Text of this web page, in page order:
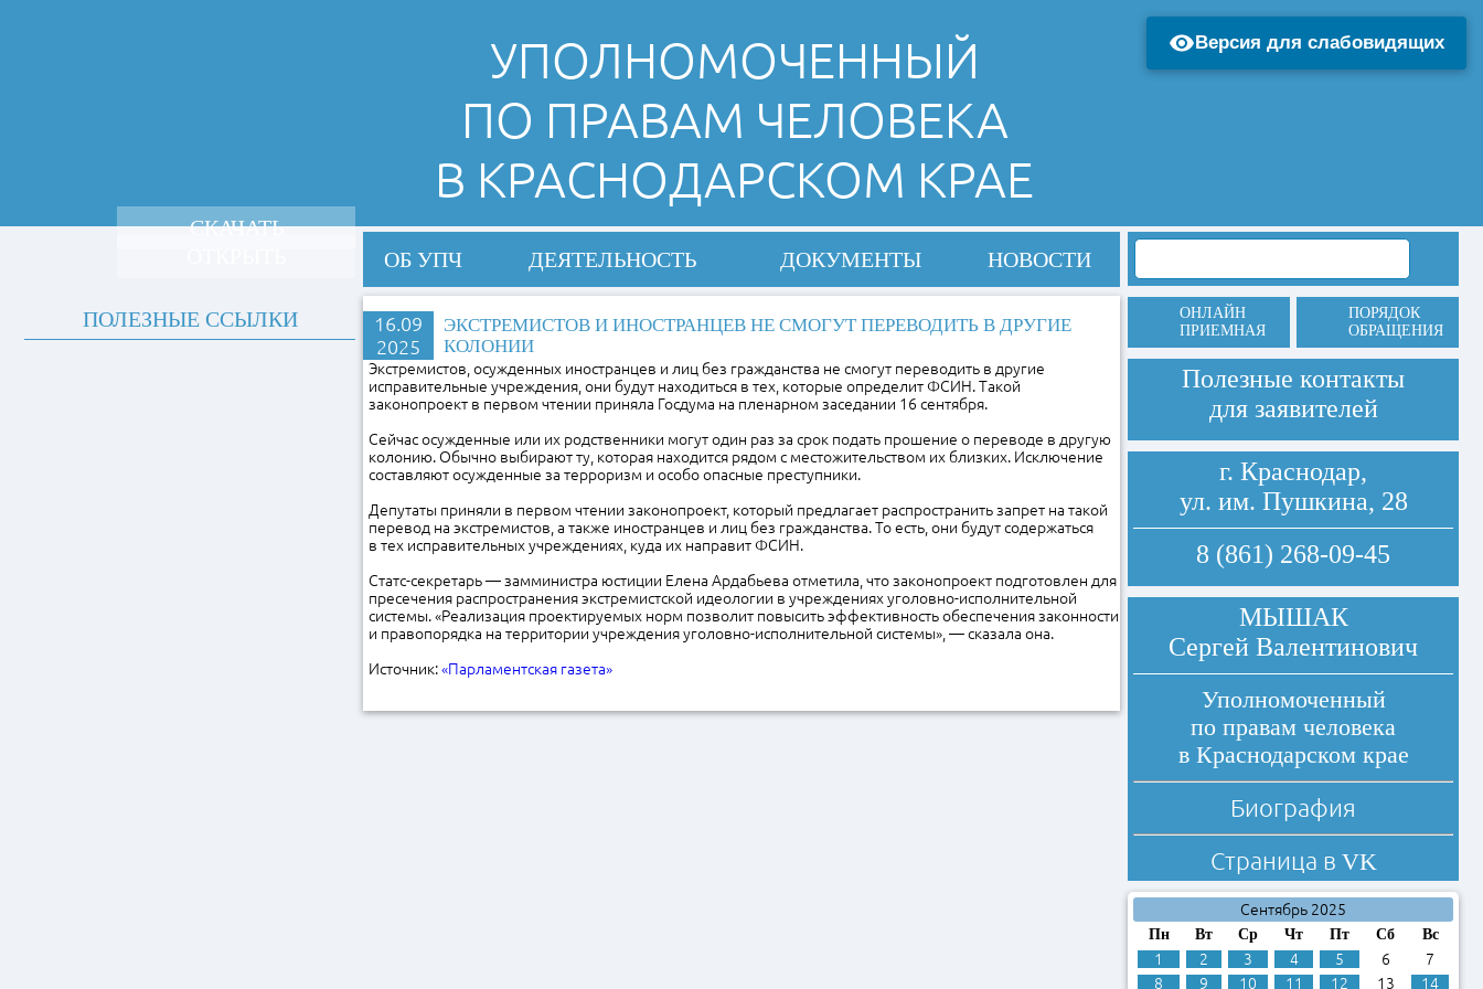
УПОЛНОМОЧЕННЫЙ
ПО ПРАВАМ ЧЕЛОВЕКА
В КРАСНОДАРСКОМ КРАЕ
ОБ УПЧ ДЕЯТЕЛЬНОСТЬ ДОКУМЕНТЫ НОВОСТИ
16.09
2025
ЭКСТРЕМИСТОВ И ИНОСТРАНЦЕВ НЕ СМОГУТ ПЕРЕВОДИТЬ В ДРУГИЕ
КОЛОНИИ
Экстремистов, осужденных иностранцев и лиц без гражданства не смогут переводить в другие
исправительные учреждения, они будут находиться в тех, которые определит ФСИН. Такой
законопроект в первом чтении приняла Госдума на пленарном заседании 16 сентября.
Сейчас осужденные или их родственники могут один раз за срок подать прошение о переводе в другую
колонию. Обычно выбирают ту, которая находится рядом с местожительством их близких. Исключение
составляют осужденные за терроризм и особо опасные преступники.
Депутаты приняли в первом чтении законопроект, который предлагает распространить запрет на такой
перевод на экстремистов, а также иностранцев и лиц без гражданства. То есть, они будут содержаться
в тех исправительных учреждениях, куда их направит ФСИН.
Статс-секретарь — замминистра юстиции Елена Ардабьева отметила, что законопроект подготовлен для
пресечения распространения экстремистской идеологии в учреждениях уголовно-исполнительной
системы. «Реализация проектируемых норм позволит повысить эффективность обеспечения законности
и правопорядка на территории учреждения уголовно-исполнительной системы», — сказала она.
Источник:«Парламентская газета»
СКАЧАТЬ
ПОЛЕЗНЫЕ ССЫЛКИ
ОНЛАЙН
ПРИЕМНАЯ
ПОРЯДОК
ОБРАЩЕНИЯ
Полезные контакты
для заявителей
г. Краснодар,
ул. им. Пушкина, 28
8 (861) 268-09-45
МЫШАК
Сергей Валентинович
Уполномоченный
по правам человека
в Краснодарском крае
Биография
Страница в VK
Сентябрь 2025
Пн Вт Ср Чт Пт Сб Вс
1 2 3 4 5 6
7
8
9 10 11 12 13 14
Версия для слабовидящих